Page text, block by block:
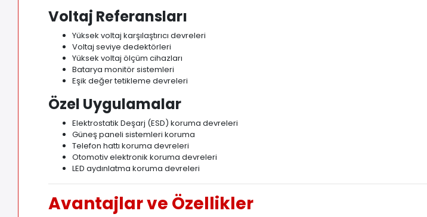
Voltaj Referansları
Yüksek voltaj karşılaştırıcı devreleri
Voltaj seviye dedektörleri
Yüksek voltaj ölçüm cihazları
Batarya monitör sistemleri
Eşik değer tetikleme devreleri
Özel Uygulamalar
Elektrostatik Deşarj (ESD) koruma devreleri
Güneş paneli sistemleri koruma
Telefon hattı koruma devreleri
Otomotiv elektronik koruma devreleri
LED aydınlatma koruma devreleri
Avantajlar ve Özellikler